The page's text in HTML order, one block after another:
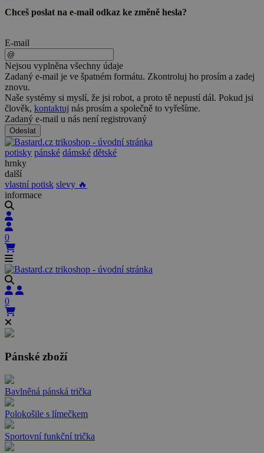
Chceš poslat na e-mail odkaz ke změně hesla?
E-mail
Nejsou vyplněna všechny údaje
Zadaný e-mail je ve špatném formátu. Zkontroluj ho prosím a zadej
znovu.
Naše systémy si myslí, že jsi robot, a proto tě nepustí dál. Pokud jsi
člověk, kontaktuj nás prosím a společně to vyřešíme.
Zadaný e-mail u nás není registrovaný
Odeslat
potisky pánské dámské dětské
hrnky
další
vlastní potisk slevy 🔥
informace
0
0
Pánské zboží
Bavlněná pánská trička
Polokošile s límečkem
Sportovní funkční trička